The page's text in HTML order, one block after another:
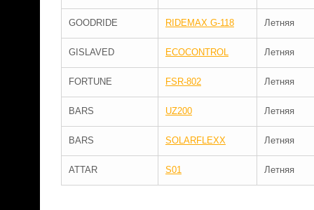
GOODRIDE RIDEMAX G-118 Летняя
GISLAVED ECOCONTROL Летняя
FORTUNE FSR-802 Летняя
BARS UZ200 Летняя
BARS SOLARFLEXX Летняя
ATTAR S01 Летняя